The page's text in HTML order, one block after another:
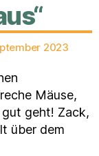
2023
Mäuse,
gut geht! Zack,
über dem